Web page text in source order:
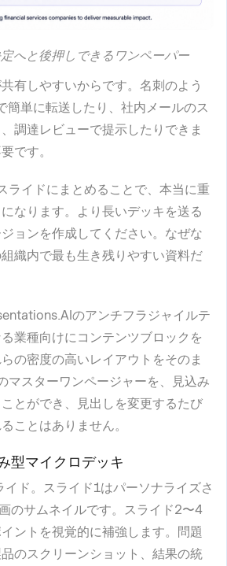
へと後押しできるワンペーパー
共有しやすいからです。名刺のよう
簡単に転送したり、社内メールのス
調達レビューで提示したりできま
です。
ライドにまとめることで、本当に重
なります。より長いデッキを送る
ョンを作成してください。なぜな
織内で最も生き残りやすい資料だ
のアンチフラジャイルテ
業種向けにコンテンツブロックを
の密度の高いレイアウトをそのま
マスターワンページャーを、見込み
とができ、見出しを変更するたび
ことはありません。
型マイクロデッキ
イド。スライド1はパーソナライズさ
のサムネイルです。スライド2〜4
ントを視覚的に補強します。問題
のスクリーンショット、結果の統